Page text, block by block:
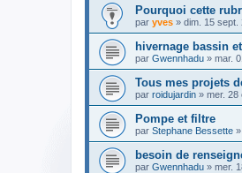
Pourquoi cette
par yves » dim. 15 sept.
hivernage bassin
par Gwennhadu » mar.
Tous mes projets
par roidujardin » mer. 28
Pompe et filtre
par Stephane Bessette
besoin de
par Gwennhadu » mer.